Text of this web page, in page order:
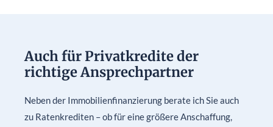
Auch für Privatkredite der
richtige Ansprechpartner
Neben der Immobilienfinanzierung berate ich Sie auch
zu Ratenkrediten – ob für eine größere Anschaffung,